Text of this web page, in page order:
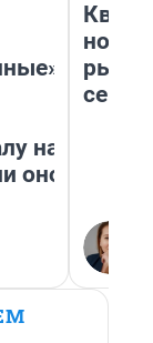
на
оно
но